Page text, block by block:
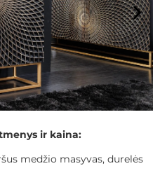
ir kaina:
medžio masyvas, durelės